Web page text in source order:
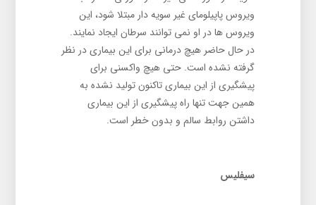
ویروس پاپیلومای غیر سویه دار مبتلا شود، این
ویروس ها در او نمی توانند سرطان ایجاد نمایند.
در حال حاضر هیچ درمانی برای این بیماری در نظر
گرفته نشده است. حتی هیچ واکسنی برای
پیشگیری از این بیماری تاکنون تولید نشده به
همین جهت تنها راه پیشگیری از این بیماری
داشتن روابط سالم و بدون خطر است.
سیفلیس